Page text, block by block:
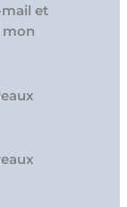
et
mon